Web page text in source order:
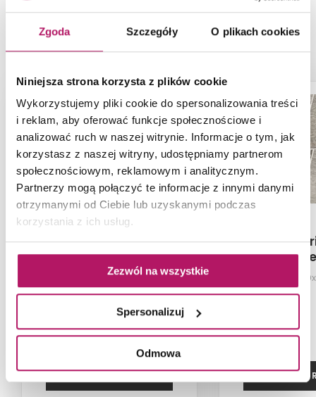
Zgoda Szczegóły O plikach cookies
Niniejsza strona korzysta z plików cookie
Wykorzystujemy pliki cookie do spersonalizowania treści
i reklam, aby oferować funkcje społecznościowe i
analizować ruch w naszej witrynie. Informacje o tym, jak
korzystasz z naszej witryny, udostępniamy partnerom
społecznościowym, reklamowym i analitycznym.
Partnerzy mogą połączyć te informacje z innymi danymi
otrzymanymi od Ciebie lub uzyskanymi podczas
korzystania z ich usług.
Zezwól na wszystkie
Spersonalizuj
Odmowa
PRODUKTY Z KOLEKCJI
Opoczno Grand Wood
Light Brown OP498-107-1
Płytka podłogowa, 22,7x119,5 cm
ZOBACZ PRODUKT
Opoczno
Mosaic
Mozaika,
ZOBACZ